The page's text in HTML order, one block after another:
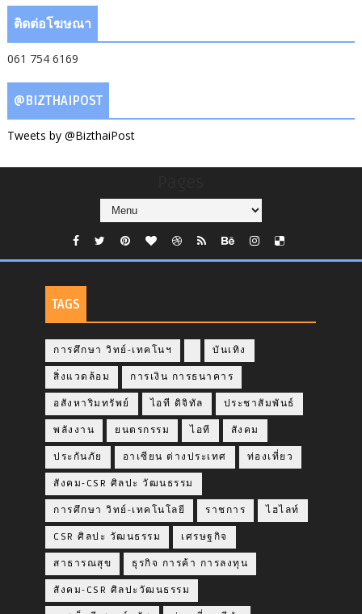
ติดต่อโฆษณา
061 754 6169
@BIZTHAIPOST
Tweets by @BizthaiPost
TAGS
การศึกษา วิทย์-เทคโนฯ บันเทิง
สิ่งแวดล้อม การเงิน การธนาคาร
อสังหาริมทรัพย์ ไอที ดิจิทัล ประชาสัมพันธ์
พลังงาน ยนตรกรรม ไอที สังคม
ประกันภัย อาเซียน ต่างประเทศ ท่องเที่ยว
สังคม-CSR ศิลปะ วัฒนธรรม
การศึกษา วิทย์-เทคโนโลยี ราชการ ไฮไลท์
CSR ศิลปะ วัฒนธรรม เศรษฐกิจ
สาธารณสุข ธุรกิจ การค้า การลงทุน
สังคม-CSR ศิลปะวัฒนธรรม